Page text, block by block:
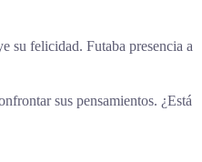
su felicidad. Futaba presencia a
sus pensamientos. ¿Está